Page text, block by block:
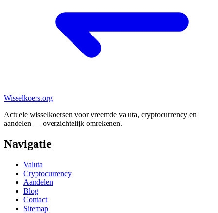
Wisselkoers.org
Actuele wisselkoersen voor vreemde valuta, cryptocurrency en
aandelen — overzichtelijk omrekenen.
Navigatie
Valuta
Cryptocurrency
Aandelen
Blog
Contact
Sitemap